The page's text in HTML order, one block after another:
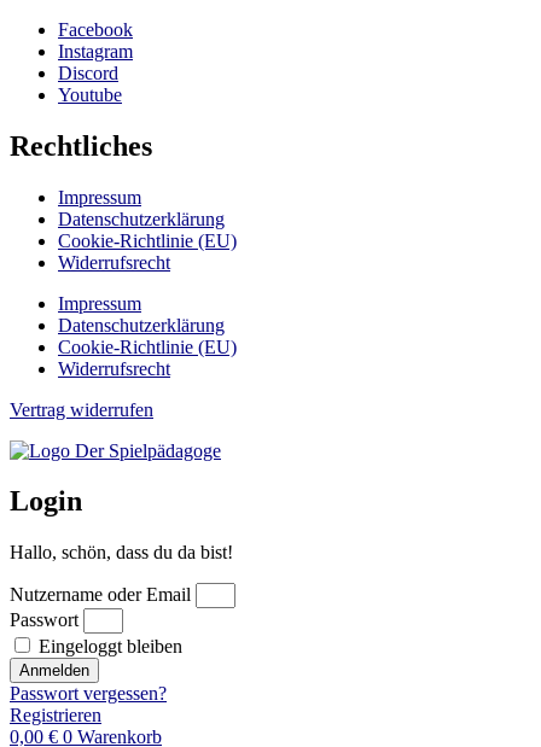
Facebook
Instagram
Discord
Youtube
Rechtliches
Impressum
Datenschutzerklärung
Cookie-Richtlinie (EU)
Widerrufsrecht
Impressum
Datenschutzerklärung
Cookie-Richtlinie (EU)
Widerrufsrecht
Vertrag widerrufen
Login
Hallo, schön, dass du da bist!
Nutzername oder Email
Passwort
Eingeloggt bleiben
Anmelden
Passwort vergessen?
Registrieren
0,00 € 0 Warenkorb